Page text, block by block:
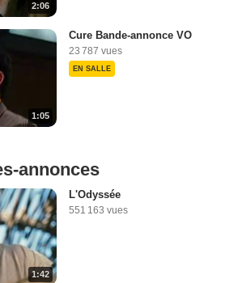
2:06
1:05
Cure Bande-annonce VO
23 787 vues
EN SALLE
annonces
1:42
L'Odyssée
551 163 vues